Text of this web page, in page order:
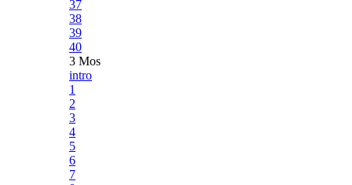
37
38
39
40
3 Mos
intro
1
2
3
4
5
6
7